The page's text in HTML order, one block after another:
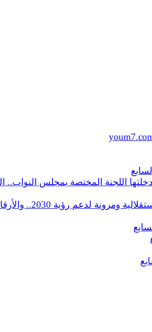
اللجنة المختصة بمجلس النواب..
رئيس اللجنة التشريعية أمام مجلس